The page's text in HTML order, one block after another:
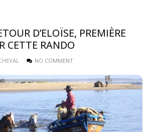
D’ELOÏSE, PREMIÈRE
CETTE RANDO
NO COMMENT